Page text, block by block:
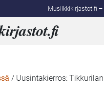
Musiikkikirjastot.fi
fi
/ Uusintakierros: